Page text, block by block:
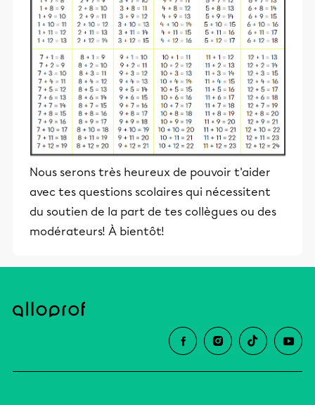
Nous serons très heureux de pouvoir t'aider
avec tes questions scolaires qui nécessitent
du soutien de la part de tes collègues ou des
modérateurs! À bientôt!